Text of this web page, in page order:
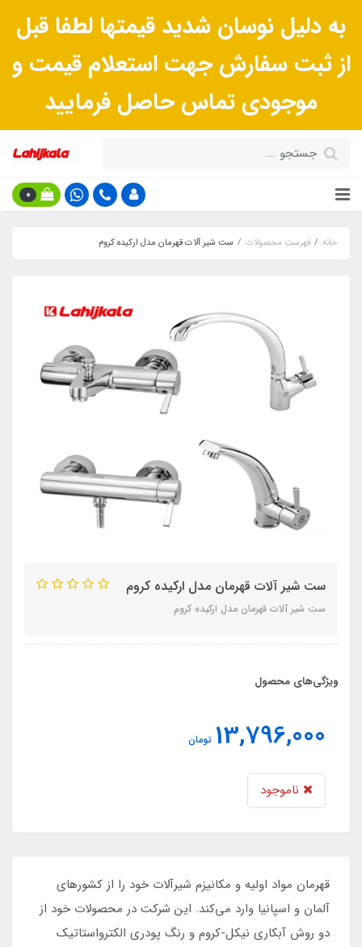
به دلیل نوسان شدید قیمتها لطفا قبل
از ثبت سفارش جهت استعلام قیمت و
موجودی تماس حاصل فرمایید
0
خانه فهرست محصولات ست شیر آلات قهرمان مدل ارکیده کروم
ست شیر آلات قهرمان مدل ارکیده کروم
ست شیر آلات قهرمان مدل ارکیده کروم
ویژگی‌های محصول
13,796,000 تومان
ناموجود
قهرمان مواد اولیه و مکانیزم شیرآلات خود را از کشورهای
آلمان و اسپانیا وارد می‌کند. این شرکت در محصولات خود از
دو روش آبکاری نیکل-کروم و رنگ پودری الکترواستاتیک